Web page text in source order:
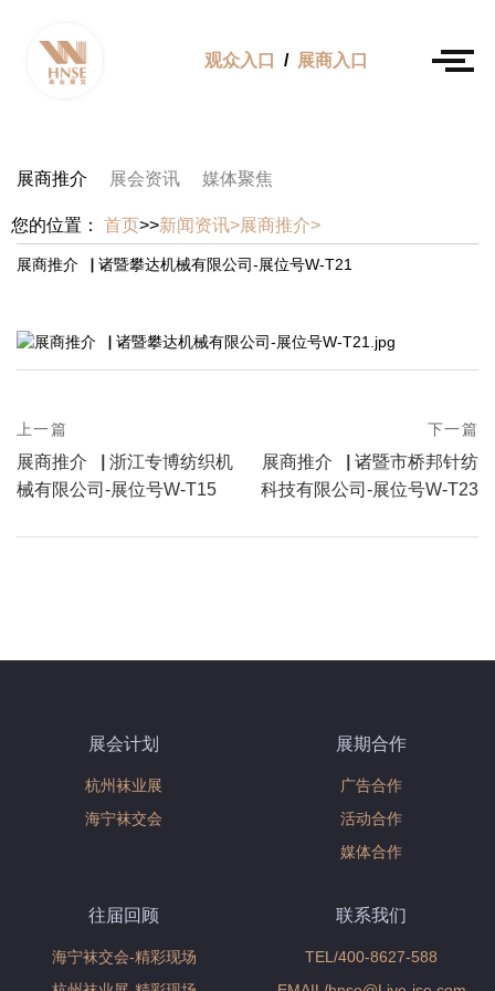
观众入口 / 展商入口
展商推介 展会资讯 媒体聚焦
您的位置： 首页>>新闻资讯>展商推介>
展商推介▕ 诸暨攀达机械有限公司-展位号W-T21
Post
navigation
上一篇
postPrevious
page
展商推介▕ 浙江专博纺织机
械有限公司-展位号W-T15
下一篇
next
postNext
展商推介▕ 诸暨市桥邦针纺
科技有限公司-展位号W-T23
展会计划
杭州袜业展
海宁袜交会
展期合作
广告合作
活动合作
媒体合作
往届回顾
海宁袜交会-精彩现场
联系我们
TEL/400-8627-588